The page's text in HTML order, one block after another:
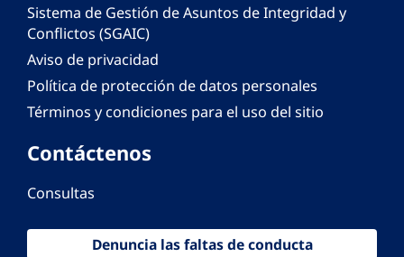
Sistema de Gestión de Asuntos de Integridad y
Conflictos (SGAIC)
Aviso de privacidad
Política de protección de datos personales
Términos y condiciones para el uso del sitio
Contáctenos
Consultas
Denuncia las faltas de conducta